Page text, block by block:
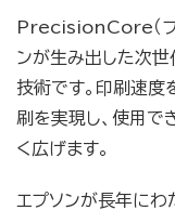
PrecisionCore（プ
ンが生み出した次世
技術です。印刷速度
刷を実現し、使用で
く広げます。
エプソンが長年にわ